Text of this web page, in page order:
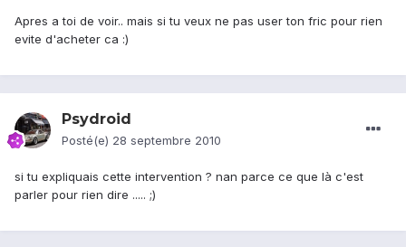
Apres a toi de voir.. mais si tu veux ne pas user ton fric pour rien
evite d'acheter ca :)
Psydroid
Posté(e) 28 septembre 2010
si tu expliquais cette intervention ? nan parce ce que là c'est
parler pour rien dire ..... ;)